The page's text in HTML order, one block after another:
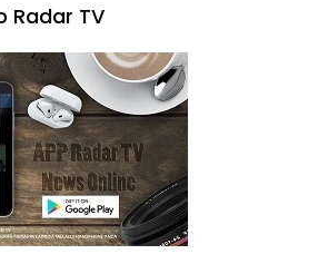
Radar TV